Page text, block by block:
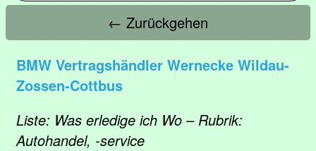
← Zurückgehen
BMW Vertragshändler Wernecke Wildau-
Zossen-Cottbus
Liste: Was erledige ich Wo – Rubrik:
Autohandel, -service